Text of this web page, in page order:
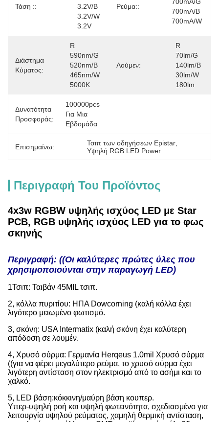
Τάση ::
3.2V/B
3.2V/W
3.2V
Ρεύμα::
700mA/B
700mA/W
Διάστημα
Κύματος:
R
590nm/G
520nm/B
465nm/W
5000K
Λούμεν:
R
70lm/G
140lm/B
30lm/W
180lm
Δυνατότητα
Προσφοράς:
100000pcs
Για Μια
Εβδομάδα
Επισημαίνω: Τσιπ των οδηγήσεων Epistar
Υψηλή RGB LED Power
Περιγραφή Του Προϊόντος
4x3w RGBW υψηλής ισχύος LED με Star
PCB, RGB υψηλής ισχύος LED για το φως
σκηνής
Περιγραφή: ((Οι καλύτερες πρώτες ύλες που
χρησιμοποιούνται στην παραγωγή LED)
1Τσιπ: Ταιβάν 45MIL τσιπ.
2, κόλλα πυριτίου: ΗΠΑ Dowcorning (καλή κόλλα έχει
λιγότερο μειωμένο φωτισμό.
3, σκόνη: USA Intermatix (καλή σκόνη έχει καλύτερη
απόδοση σε λουμέν.
4, Χρυσό σύρμα: Γερμανία Herqeus 1.0mil Χρυσό σύρμα
((για να φέρει μεγαλύτερο ρεύμα, το χρυσό σύρμα έχει
λιγότερη αντίσταση στον ηλεκτρισμό από το ασήμι και το
χαλκό.
5, LED βάση:κόκκινη/μαύρη βάση κουπερ.
Υπερ-υψηλή ροή και υψηλή φωτεινότητα, σχεδιασμένο για
λειτουργία υψηλού ρεύματος, χαμηλή θερμική αντίσταση,